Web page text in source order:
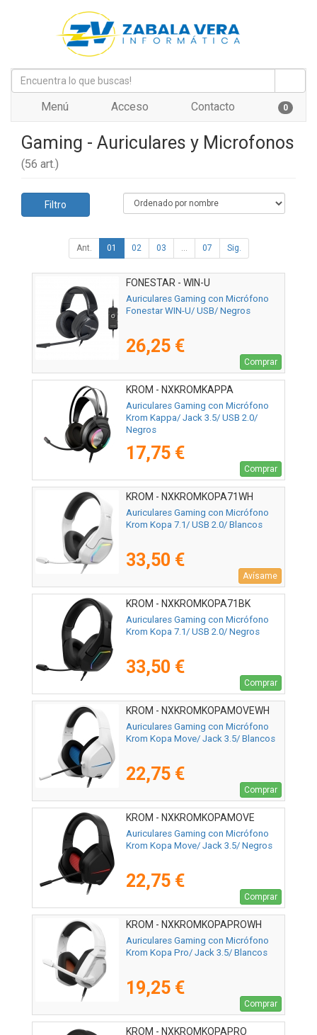
Menú Acceso Contacto 0
Gaming - Auriculares y Microfonos
(56 art.)
Filtro
Ant. 01 02 03 ... 07 Sig.
FONESTAR - WIN-U
Auriculares Gaming con Micrófono
Fonestar WIN-U/ USB/ Negros
26,25 €
Comprar
KROM - NXKROMKAPPA
Auriculares Gaming con Micrófono
Krom Kappa/ Jack 3.5/ USB 2.0/
Negros
17,75 €
Comprar
KROM - NXKROMKOPA71WH
Auriculares Gaming con Micrófono
Krom Kopa 7.1/ USB 2.0/ Blancos
33,50 €
Avísame
KROM - NXKROMKOPA71BK
Auriculares Gaming con Micrófono
Krom Kopa 7.1/ USB 2.0/ Negros
33,50 €
Comprar
KROM - NXKROMKOPAMOVEWH
Auriculares Gaming con Micrófono
Krom Kopa Move/ Jack 3.5/ Blancos
22,75 €
Comprar
KROM - NXKROMKOPAMOVE
Auriculares Gaming con Micrófono
Krom Kopa Move/ Jack 3.5/ Negros
22,75 €
Comprar
KROM - NXKROMKOPAPROWH
Auriculares Gaming con Micrófono
Krom Kopa Pro/ Jack 3.5/ Blancos
19,25 €
Comprar
KROM - NXKROMKOPAPRO